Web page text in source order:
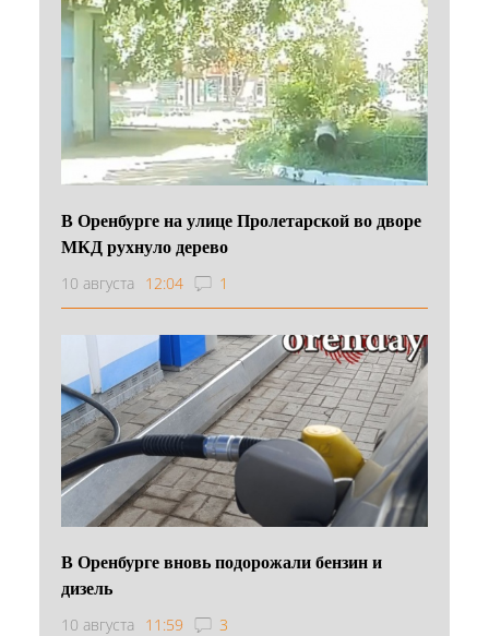
В Оренбурге на улице Пролетарской во дворе
МКД рухнуло дерево
10 августа 12:04 1
В Оренбурге вновь подорожали бензин и
дизель
10 августа 11:59 3